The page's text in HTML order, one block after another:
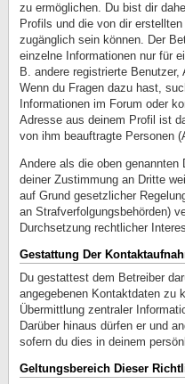
zu ermöglichen. Du bist dir
Profils und die von dir
zugänglich sein können. Der
einzelne Informationen nur für
B. andere registrierte
Wenn du Fragen dazu hast,
Informationen im Forum oder
Adresse aus deinem Profil ist
von ihm beauftragte Personen
Andere als die oben genannten
deiner Zustimmung an Dritte
auf Grund gesetzlicher
an Strafverfolgungsbehörden)
Durchsetzung rechtlicher
Gestattung Der
Du gestattest dem Betreiber
angegebenen Kontaktdaten zu
Übermittlung zentraler
Darüber hinaus dürfen er und
sofern du dies in deinem
Geltungsbereich Dieser